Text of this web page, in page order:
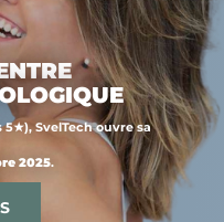
5★), SvelTech ouvre sa
2025.